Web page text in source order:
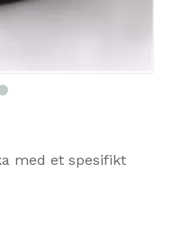
med et spesifikt